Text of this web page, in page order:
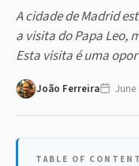
A cidade de Madrid
a visita do Papa Leo,
Esta visita é uma
João Ferreira June
TABLE OF